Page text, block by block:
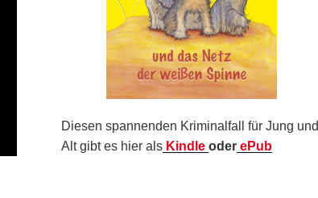
Diesen spannenden Kriminalfall für Jung und
Alt gibt es hier alsKindle oder ePub